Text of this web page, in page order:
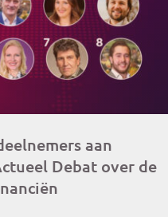
aan
Debat over de